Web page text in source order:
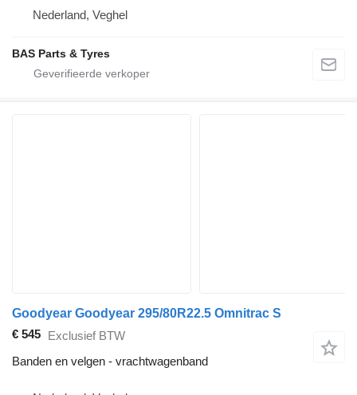
Nederland, Veghel
BAS Parts & Tyres
Goodyear Goodyear 295/80R22.5 Omnitrac S
€ 545 Exclusief BTW
Banden en velgen - vrachtwagenband